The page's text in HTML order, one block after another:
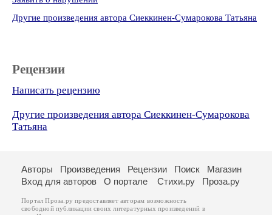
Другие произведения автора Сиеккинен-Сумарокова Татьяна
Рецензии
Написать рецензию
Другие произведения автора Сиеккинен-Сумарокова
Татьяна
Авторы Произведения Рецензии Поиск
Магазин
Вход для авторов
О портале Стихи.ру Проза.ру
Портал Проза.ру предоставляет авторам возможность
свободной публикации своих литературных произведений в